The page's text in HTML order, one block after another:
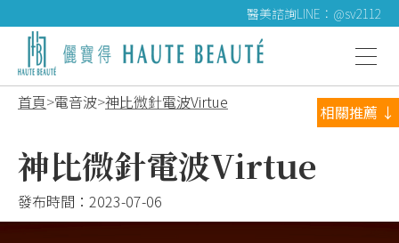
醫美諮詢LINE：@sv2112
首頁 電音波 神比微針電波Virtue
神比微針電波Virtue
發布時間： 2023-07-06
相關推薦 ↓